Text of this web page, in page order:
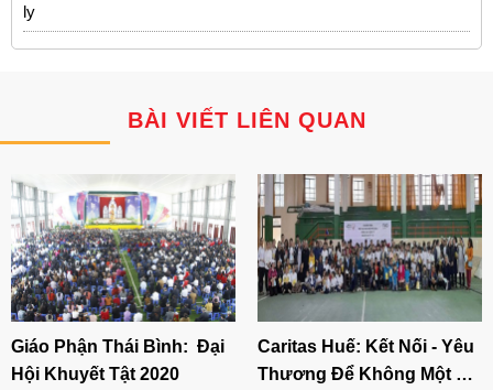
ly
BÀI VIẾT LIÊN QUAN
Giáo Phận Thái Bình: Đại
Hội Khuyết Tật 2020
Caritas Huế: Kết Nối - Yêu
Thương Để Không Một Ai